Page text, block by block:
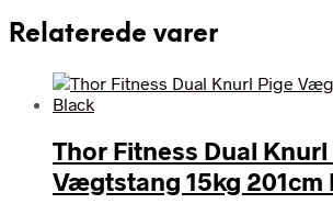
Relaterede varer
Thor Fitness Dual Knurl
Vægtstang 15kg 201cm